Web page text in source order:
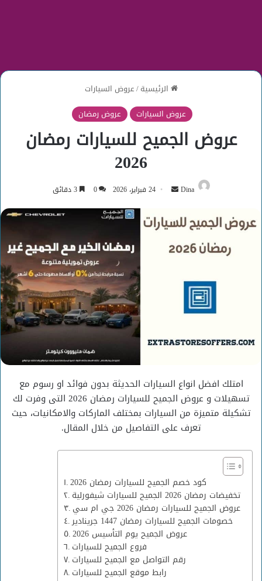
الرئيسية/عروض السيارات
عروض السيارات
عروض رمضان
عروض الجميح للسيارات رمضان
2026
Dina
أرسل
إلكترونيا
24 فبراير، 2026 0 3 دقائق
امتلك افضل انواع السيارات الحديثة بدون فوائد او رسوم مع
تسهيلات و عروض الجميح للسيارات رمضان 2026 التى وفرت لك
تشكيلة متميزة من السيارات بمختلف الماركات والامكانيات، حيث
تعرف على التفاصيل من خلال المقال.
كود خصم الجميح للسيارات رمضان 2026
تخفيضات رمضان 2026 الجميح للسيارات شيفورلية
عروض الجميح للسيارات رمضان 2026 جي ام سي
خصومات الجميح للسيارات رمضان 1447 جرينادير
عروض الجميح يوم التأسيس 2026
فروع الجميح للسيارات
رقم التواصل مع الجميح للسيارات
رابط موقع الجميح للسيارات